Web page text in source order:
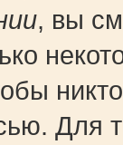
, вы
Для